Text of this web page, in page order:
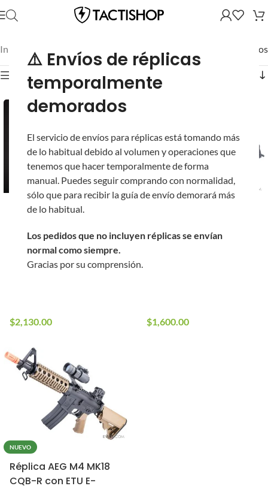
⚠️ Envíos de réplicas
temporalmente
demorados
El servicio de envíos para réplicas está tomando más
de lo habitual debido al volumen y operaciones que
tenemos que hacer temporalmente de forma
manual. Puedes seguir comprando con normalidad,
sólo que para recibir la guía de envío demorará más
de lo habitual.
Los pedidos que no incluyen réplicas se envían
normal como siempre.
Gracias por su comprensión.
Inicio Mostrando los 3 resultados
Mostrar filtros
Silenciador KAC QDC
Trazador E-Shooter
Flare Mono para
Airsoft (Color: Negro)
$2,130.00
para Gearbox V2 AEG
$1,600.00
NUEVO
Réplica AEG M4 MK18
CQB-R con ETU E-